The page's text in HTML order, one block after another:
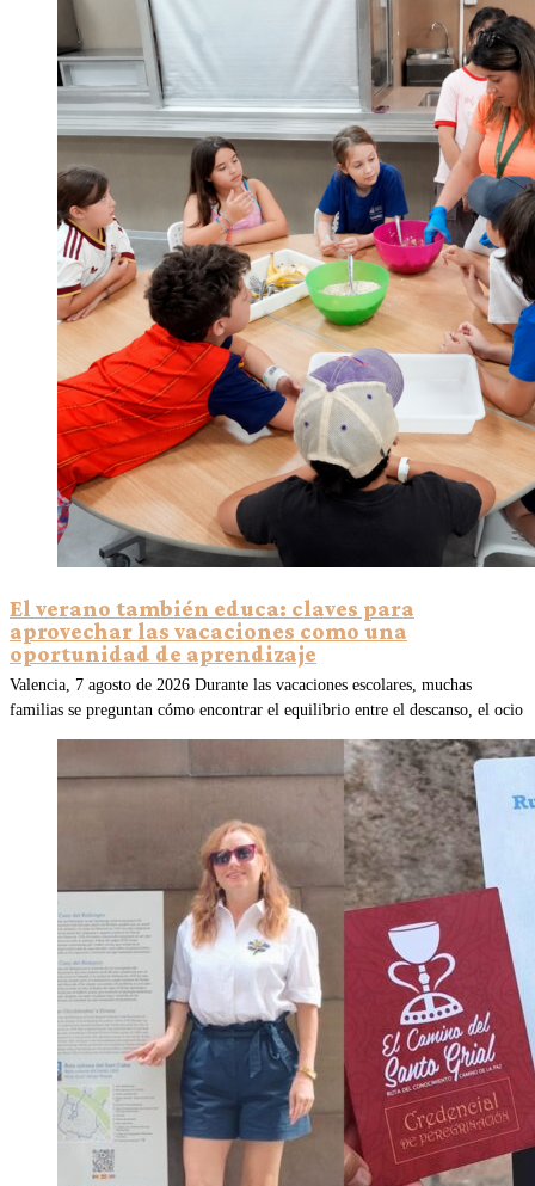
El verano también educa: claves para
aprovechar las vacaciones como una
oportunidad de aprendizaje
Valencia, 7 agosto de 2026 Durante las vacaciones escolares, muchas
familias se preguntan cómo encontrar el equilibrio entre el descanso, el ocio